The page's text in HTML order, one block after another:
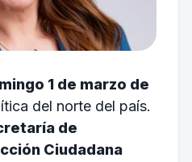
1 de marzo de
del norte del país.
de
Ciudadana